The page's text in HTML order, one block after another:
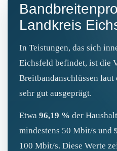
Landkreis
In Teistungen, das sich
Eichsfeld befindet, ist die
Breitbandanschlüssen
sehr gut ausgeprägt.
Etwa 96,19 % der
mindestens 50 Mbit/s und
100 Mbit/s. Diese Werte